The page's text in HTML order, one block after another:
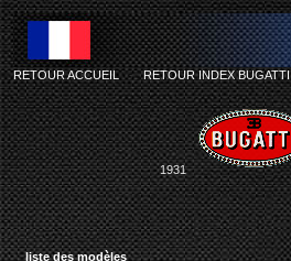
liste des modèles
RETOUR ACCUEIL-RETOUR INDEX BUGATTI
1931